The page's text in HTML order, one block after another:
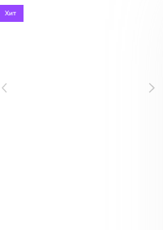
Хит